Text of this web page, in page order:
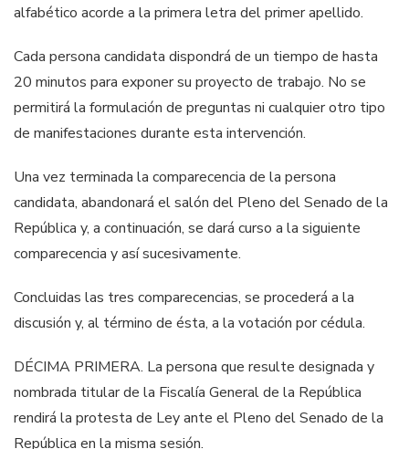
alfabético acorde a la primera letra del primer apellido.
Cada persona candidata dispondrá de un tiempo de hasta
20 minutos para exponersu proyecto de trabajo. No se
permitirá la formulación de preguntas ni cualquier otro tipo
de manifestaciones durante esta intervención.
Una vez terminada la comparecencia de la persona
candidata, abandonará el salón del Pleno del Senado de la
República y, a continuación, se dará curso a la siguiente
comparecencia y así sucesivamente.
Concluidas las tres comparecencias, se procederá a la
discusión y, al término de ésta, a la votación por cédula.
DÉCIMA PRIMERA. La persona que resulte designada y
nombrada titular de la Fiscalía General de la República
rendirá la protesta de Ley ante el Pleno del Senado de la
República en la misma sesión.